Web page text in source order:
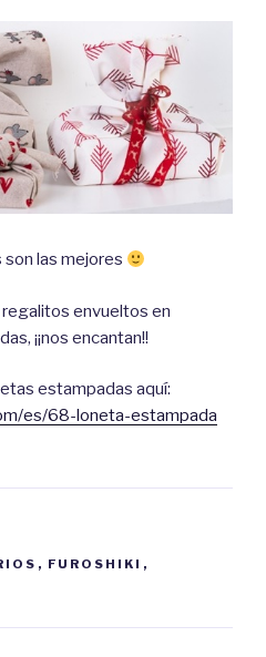
las mejores
envueltos en
¡¡nos encantan!!
estampadas aquí:
es/68-loneta-estampada
, FUROSHIKI ,